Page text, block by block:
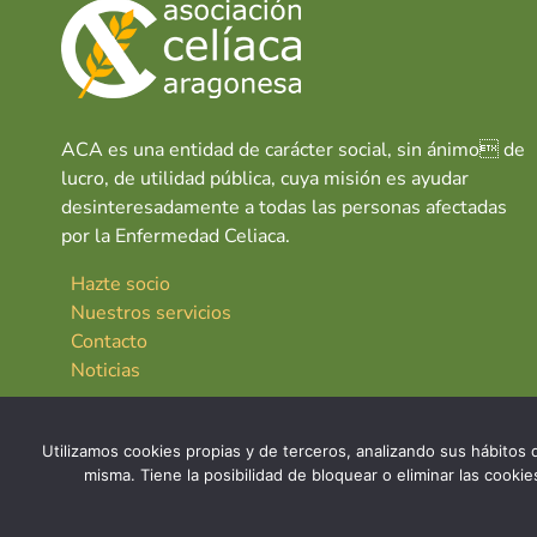
ACA es una entidad de carácter social, sin ánimo de
lucro, de utilidad pública, cuya misión es ayudar
desinteresadamente a todas las personas afectadas
por la Enfermedad Celiaca.
Hazte socio
Nuestros servicios
Contacto
Noticias
Utilizamos cookies propias y de terceros, analizando sus
misma. Tiene la posibilidad de bloquear o eliminar las